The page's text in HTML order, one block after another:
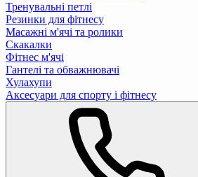
Тренувальні петлі
Резинки для фітнесу
Масажні м'ячі та ролики
Скакалки
Фітнес м'ячі
Гантелі та обважнювачі
Хулахупи
Аксесуари для спорту і фітнесу